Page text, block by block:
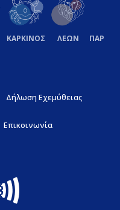
ΚΑΡΚΙΝΟΣ ΛΕΩΝ
Δήλωση Εχεμύθειας
Επικοινωνία